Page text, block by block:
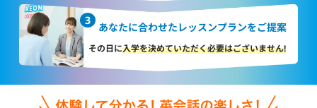
あなたに合わせたレッスンプランをご提案
その日に入学を決めていただく必要はございません!